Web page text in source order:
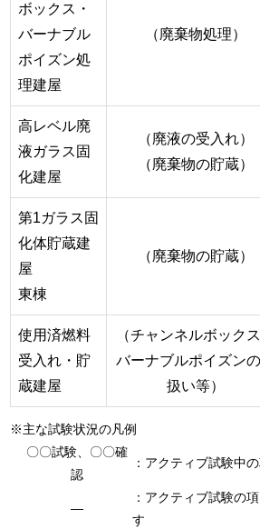
ボックス・
バーナブル
ポイズン処
理建屋
（廃棄物処理）
高レベル廃
液ガラス固
化建屋
（廃液の受入れ）
（廃棄物の貯蔵）
第1ガラス固
化体貯蔵建
屋
東棟
（廃棄物の貯蔵）
使用済燃料
受入れ・貯
蔵建屋
（チャンネルボックス
バーナブルポイズン
扱い等）
※主な試験状況の凡例
〇〇試験、〇〇確
認
：アクティブ試験中
―
：アクティブ試験の
す